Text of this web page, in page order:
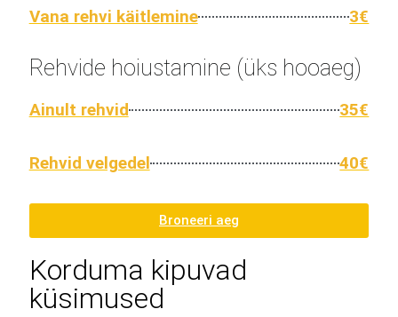
Vana rehvi käitlemine 3€
Rehvide hoiustamine (üks hooaeg)
Ainult rehvid 35€
Rehvid velgedel 40€
Broneeri aeg
Korduma kipuvad
küsimused